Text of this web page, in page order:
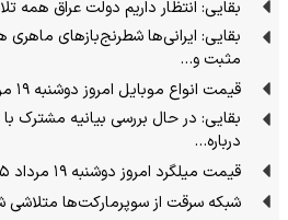
بقایی: انتظار داریم دولت عراق همه
بقایی: ایرانی‌ها شطرنج‌بازهای
مثبت و…
قیمت انواع موبایل امروز دوشنبه ۱۹ مرداد ۱۴۰۵
بقایی: در حال بررسی بیانیه مشترک
درباره…
قیمت میلگرد امروز دوشنبه ۱۹ مرداد ۱۴۰۵
شبکه سرقت از سوپرمارکت‌ها متلاشی